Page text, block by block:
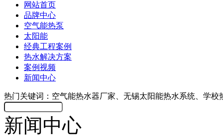
网站首页
品牌中心
空气能热泵
太阳能
经典工程案例
热水解决方案
案例视频
新闻中心
热门关键词：空气能热水器厂家、无锡太阳能热水系统、学校
新闻中心